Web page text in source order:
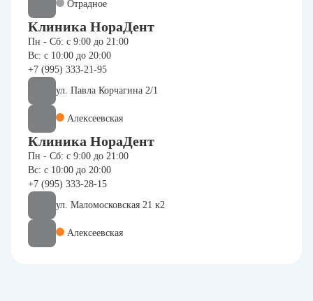
Отрадное
Клиника НораДент
Пн - Сб: с 9:00 до 21:00
Вс: с 10:00 до 20:00
+7 (995) 333-21-95
ул. Павла Корчагина 2/1
Алексеевская
Клиника НораДент
Пн - Сб: с 9:00 до 21:00
Вс: с 10:00 до 20:00
+7 (995) 333-28-15
ул. Маломосковская 21 к2
Алексеевская